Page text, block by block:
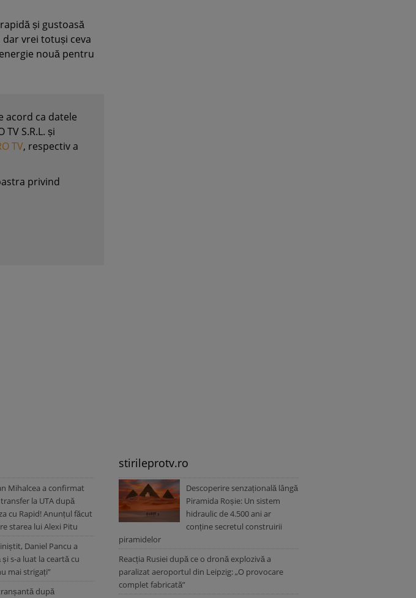
și gustoasă
vrei totuși ceva
nouă pentru
acord ca datele
S.R.L. și
TV, respectiv a
privind
Mihalcea a confirmat
la UTA după
cu Rapid! Anunțul făcut
starea lui Alexi Pitu
Daniel Pancu a
și s-a luat la ceartă cu
mai strigați”
după
stirileprotv.ro
Descoperire senzațională lângă
Piramida Roșie: Un sistem
hidraulic de 4.500 ani ar
conține secretul construirii
piramidelor
Reacția Rusiei după ce o dronă explozivă a
paralizat aeroportul din Leipzig: „O provocare
complet fabricată”